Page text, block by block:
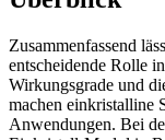
Zusammenfassend
entscheidende Rolle
Wirkungsgrade und
machen einkristalline
Anwendungen. Bei